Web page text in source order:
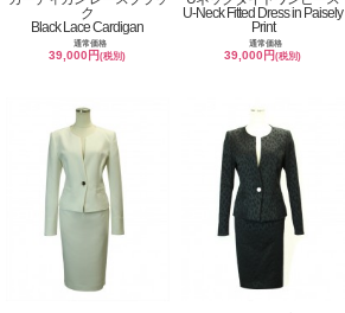
ク
Black Lace Cardigan
通常価格
39,000円(税別)
U-Neck Fitted Dress in Paisely
Print
通常価格
39,000円(税別)